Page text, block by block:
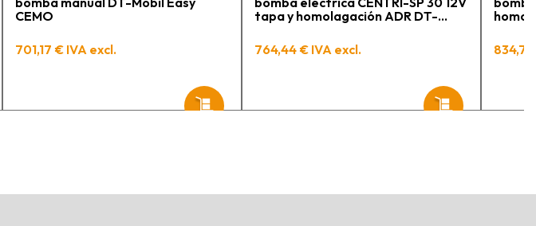
CEMO
701,17 € IVA excl.
tapa y homolagación ADR DT-
764,44 € IVA excl.